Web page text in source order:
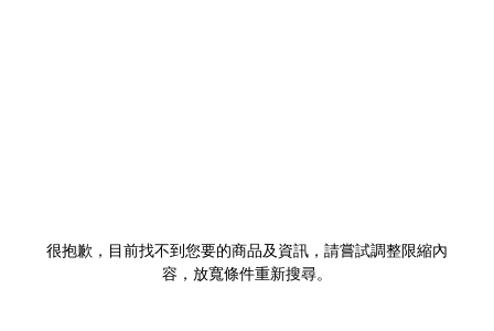
很抱歉，目前找不到您要的商品及資訊，請嘗試調整限縮內
容，放寬條件重新搜尋。